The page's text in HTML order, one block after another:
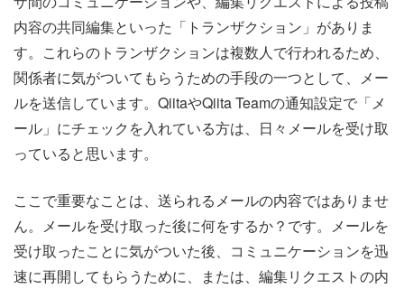
内容の共同編集といった「トランザクション」がありま
す。これらのトランザクションは複数人で行われるため、
関係者に気がついてもらうための手段の一つとして、メー
ルを送信しています。QiitaやQiita Teamの通知設定で「メ
ール」にチェックを入れている方は、日々メールを受け取
っていると思います。
ここで重要なことは、送られるメールの内容ではありませ
ん。メールを受け取った後に何をするか？です。メールを
受け取ったことに気がついた後、コミュニケーションを迅
速に再開してもらうために、または、編集リクエストの内